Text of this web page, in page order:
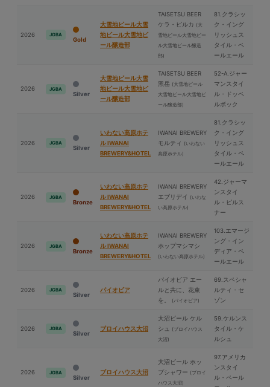
2026 JGBA
Gold
⼤雪地ビール⼤雪
地ビール⼤雪地ビ
ール醸造部
TAISETSU BEER
ケラ・ピルカ (⼤
雪地ビール⼤雪地ビー
ル⼤雪地ビール醸造
部)
81.クラシッ
ク・イング
リッシュス
タイル・ペ
ールエール
2026 JGBA
Silver
⼤雪地ビール⼤雪
地ビール⼤雪地ビ
ール醸造部
TAISETSU BEER
⿊岳 (⼤雪地ビール
⼤雪地ビール⼤雪地ビ
ール醸造部)
52-A.ジャー
マンスタイ
ル・ドッペ
ルボック
2026 JGBA
Silver
いわない高原ホテ
ル IWANAI
BREWERY&HOTEL
IWANAI BREWERY
モルティ (いわない
高原ホテル)
81.クラシッ
ク・イング
リッシュス
タイル・ペ
ールエール
2026 JGBA
Bronze
いわない高原ホテ
ル IWANAI
BREWERY&HOTEL
IWANAI BREWERY
エブリデイ (いわな
い高原ホテル)
42.ジャーマ
ンスタイ
ル・ピルス
ナー
2026 JGBA
Bronze
いわない高原ホテ
ル IWANAI
BREWERY&HOTEL
IWANAI BREWERY
ホップマシマシ
(いわない高原ホテル)
103.エマージ
ング・イン
ディア・ペ
ールエール
2026 JGBA
Silver
パイオビア
パイオビア エー
ルと共に、花束
を。
(パイオビア)
69.スペシャ
ルティ・セ
ゾン
2026 JGBA
Silver
ブロイハウス⼤沼
⼤沼ビール ケル
シュ
(ブロイハウス
⼤沼)
59.ケルンス
タイル・ケ
ルシュ
2026 JGBA
Silver
ブロイハウス⼤沼
⼤沼ビール ホッ
プシャワー (ブロイ
ハウス⼤沼)
97.アメリカ
ンスタイ
ル・ペール